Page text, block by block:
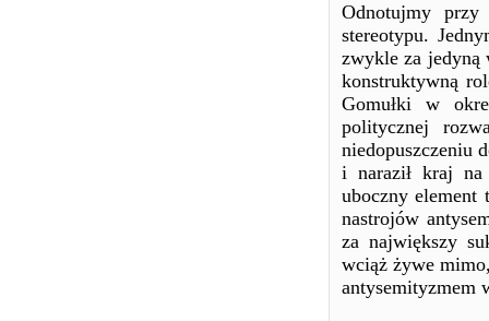
Odnotujmy przy
stereotypu.
zwykle za jedyną
konstruktywną
Gomułki w
politycznej
niedopuszczeniu
i naraził kraj na
uboczny element
nastrojów
za największy
wciąż żywe
antysemityzmem